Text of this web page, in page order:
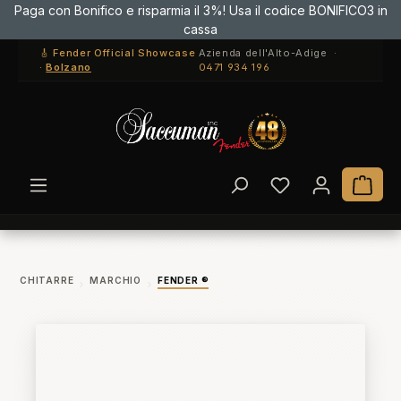
Passa al contenuto principale
Paga con Bonifico e risparmia il 3%! Usa il codice BONIFICO3 in
cassa
🎸 Fender Official Showcase
·Bolzano
Azienda dell'Alto-Adige ·
0471 934 196
Hai 0 articoli
Il
CHITARRE MARCHIO FENDER ®